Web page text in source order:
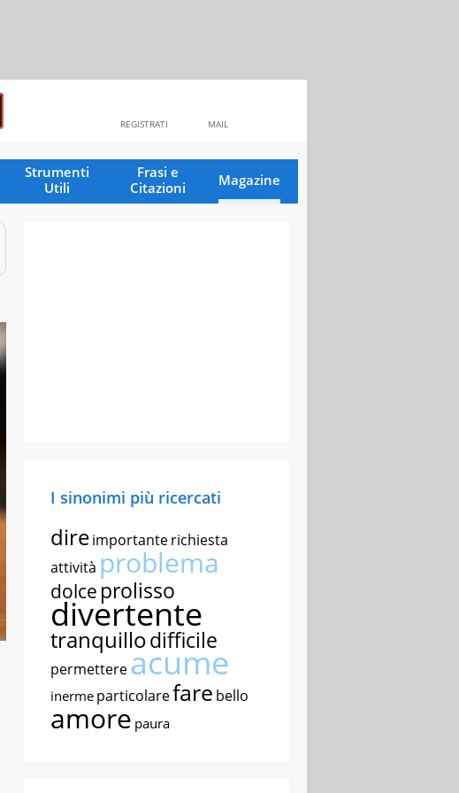
MAIL
REGISTRATI
Strumenti
Utili
Frasi e
Citazioni
Magazine
I sinonimi più ricercati
direimportanterichiesta
attività problema
dolce prolisso
divertente
tranquillodifficile
permettereacume
inerme particolarefare bello
amore paura